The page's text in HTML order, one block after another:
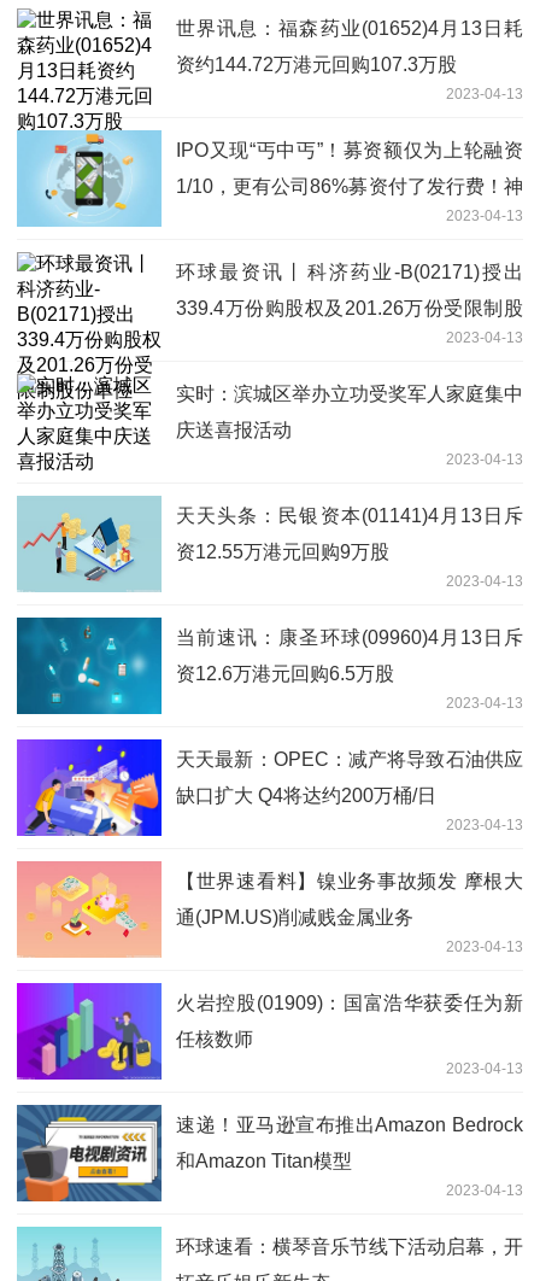
世界讯息：福森药业(01652)4月13日耗
资约144.72万港元回购107.3万股
2023-04-13
IPO又现“丐中丐”！募资额仅为上轮融资
1/10，更有公司86%募资付了发行费！神
2023-04-13
环球最资讯丨科济药业-B(02171)授出
339.4万份购股权及201.26万份受限制股
2023-04-13
实时：滨城区举办立功受奖军人家庭集中
庆送喜报活动
2023-04-13
天天头条：民银资本(01141)4月13日斥
资12.55万港元回购9万股
2023-04-13
当前速讯：康圣环球(09960)4月13日斥
资12.6万港元回购6.5万股
2023-04-13
天天最新：OPEC：减产将导致石油供应
缺口扩大 Q4将达约200万桶/日
2023-04-13
【世界速看料】镍业务事故频发 摩根大
通(JPM.US)削减贱金属业务
2023-04-13
火岩控股(01909)：国富浩华获委任为新
任核数师
2023-04-13
速递！亚马逊宣布推出Amazon Bedrock
和Amazon Titan模型
2023-04-13
环球速看：横琴音乐节线下活动启幕，开